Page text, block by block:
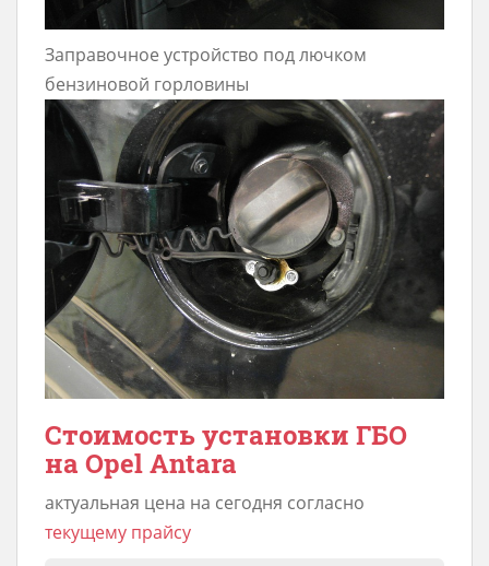
Заправочное устройство под лючком
бензиновой горловины
Стоимость установки ГБО
на Opel Antara
актуальная цена на сегодня согласно
текущему прайсу